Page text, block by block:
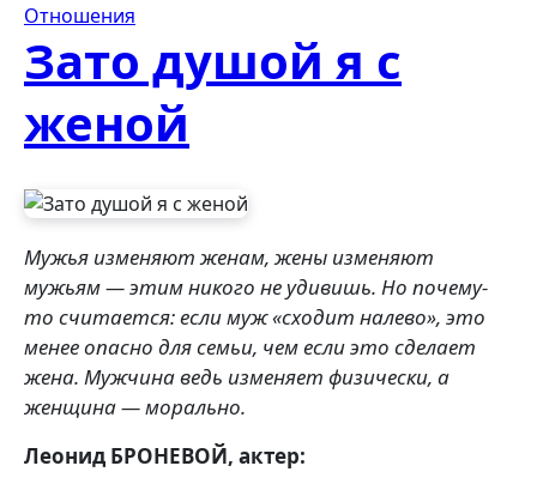
Отношения
Зато душой я с
женой
Мужья изменяют женам, жены изменяют
мужьям — этим никого не удивишь. Но почему-
то считается: если муж «сходит налево», это
менее опасно для семьи, чем если это сделает
жена. Мужчина ведь изменяет физически, а
женщина — морально.
Леонид БРОНЕВОЙ, актер: